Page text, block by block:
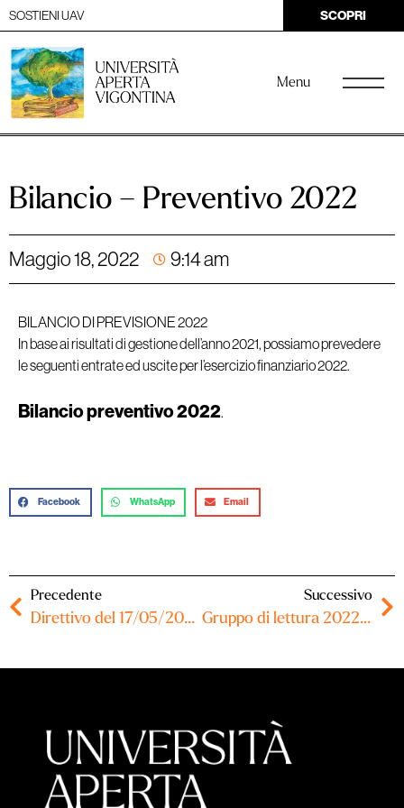
SOSTIENI UAV SCOPRI
Menu
Bilancio – Preventivo 2022
Maggio 18, 2022 9:14 am
BILANCIO DI PREVISIONE 2022
In base ai risultati di gestione dell’anno 2021, possiamo prevedere
le seguenti entrate ed uscite per l’esercizio finanziario 2022.
Bilancio preventivo 2022.
Facebook WhatsApp Email
Precedente
Direttivo del 17/05/2022 – Verbale
Successivo
Gruppo di lettura 2022-2023